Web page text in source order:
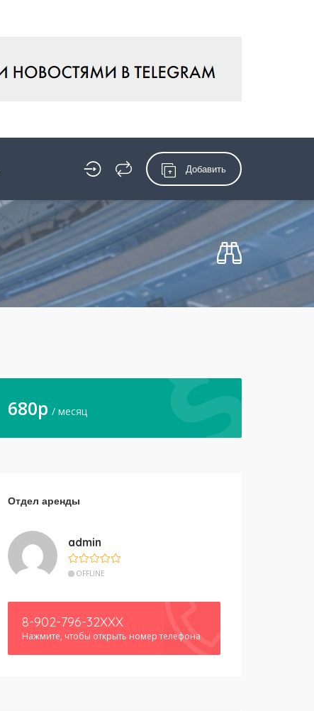
Добавить
680p / месяц
Отдел аренды
admin
OFFLINE
8-902-796-32XXX
Нажмите, чтобы открыть номер телефона